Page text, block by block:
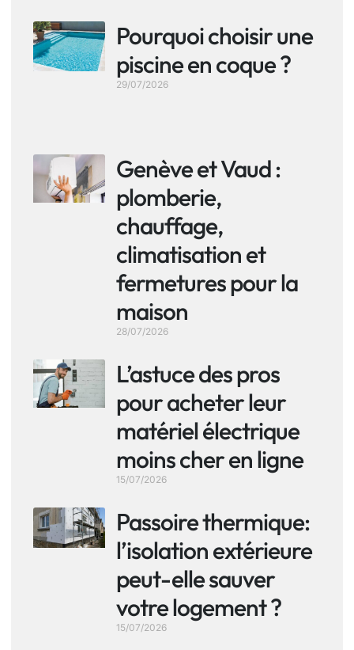
Pourquoi choisir une
piscine en coque ?
29/07/2026
Genève et Vaud :
plomberie,
chauffage,
climatisation et
fermetures pour la
maison
28/07/2026
L’astuce des pros
pour acheter leur
matériel électrique
moins cher en ligne
15/07/2026
Passoire thermique:
l’isolation extérieure
peut-elle sauver
votre logement ?
15/07/2026